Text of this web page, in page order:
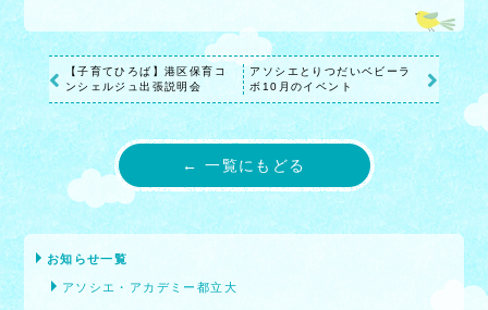
【子育てひろば】港区保育コ
ンシェルジュ出張説明会
アソシエとりつだいベビーラ
ボ10月のイベント
← 一覧にもどる
お知らせ一覧
アソシエ・アカデミー都立大